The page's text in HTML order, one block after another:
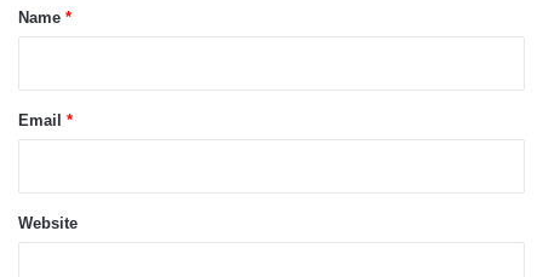
*Name *
Email *
Website